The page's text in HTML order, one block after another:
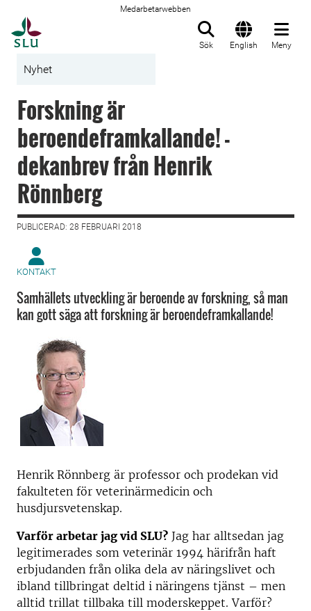
Medarbetarwebben
Sök English Meny
Nyhet
Forskning är
beroendeframkallande! -
dekanbrev från Henrik
Rönnberg
PUBLICERAD: 28 FEBRUARI 2018
KONTAKT
Samhällets utveckling är beroende av forskning, så man
kan gott säga att forskning är beroendeframkallande!
Henrik Rönnberg är professor och prodekan vid
fakulteten för veterinärmedicin och
husdjursvetenskap.
Varför arbetar jag vid SLU? Jag har alltsedan jag
legitimerades som veterinär 1994 härifrån haft
erbjudanden från olika dela av näringslivet och
ibland tillbringat deltid i näringens tjänst – men
alltid trillat tillbaka till moderskeppet. Varför?